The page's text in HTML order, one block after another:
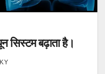
जो इम्यून सिस्टम बढ़ाता है।